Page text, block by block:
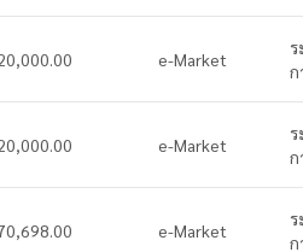
e-Market
ก
e-Market
ก
e-Market
ก